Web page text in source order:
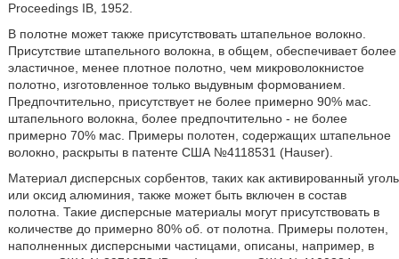
Proceedings IB, 1952.
В полотне может также присутствовать штапельное волокно.
Присутствие штапельного волокна, в общем, обеспечивает более
эластичное, менее плотное полотно, чем микроволокнистое
полотно, изготовленное только выдувным формованием.
Предпочтительно, присутствует не более примерно 90% мас.
штапельного волокна, более предпочтительно - не более
примерно 70% мас. Примеры полотен, содержащих штапельное
волокно, раскрыты в патенте США №4118531 (Hauser).
Материал дисперсных сорбентов, таких как активированный уголь
или оксид алюминия, также может быть включен в состав
полотна. Такие дисперсные материалы могут присутствовать в
количестве до примерно 80% об. от полотна. Примеры полотен,
наполненных дисперсными частицами, описаны, например, в